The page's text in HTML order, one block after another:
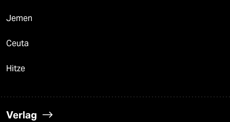
Jemen
Ceuta
Hitze
Verlag